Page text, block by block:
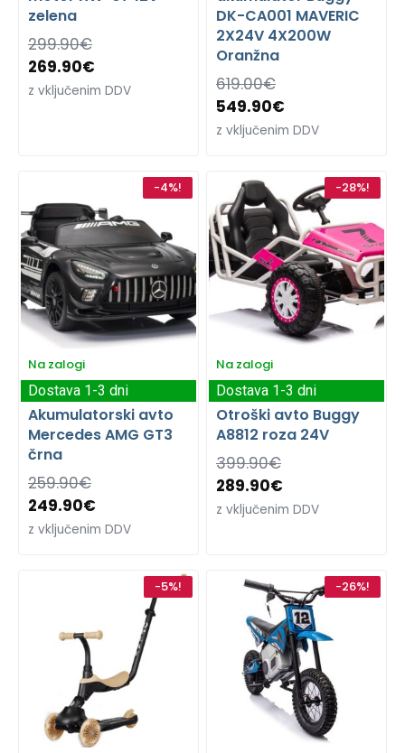
zelena
299.90€
269.90€
z vključenim DDV
DK-CA001 MAVERIC
2X24V 4X200W
Oranžna
619.00€
549.90€
z vključenim DDV
-4%!
Na zalogi
Akumulatorski avto
Mercedes AMG GT3
črna
259.90€
249.90€
z vključenim DDV
Dostava 1-3 dni
-28%!
Na zalogi
Otroški avto Buggy
A8812 roza 24V
399.90€
289.90€
z vključenim DDV
Dostava 1-3 dni
-5%! -26%!